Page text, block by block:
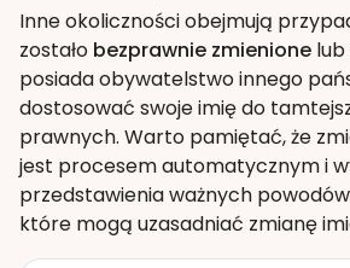
Inne okoliczności obejmują
zostało bezprawnie zmienione
posiada obywatelstwo innego
dostosować swoje imię do
prawnych. Warto pamiętać, że
jest procesem automatycznym i
przedstawienia ważnych
które mogą uzasadniać zmianę